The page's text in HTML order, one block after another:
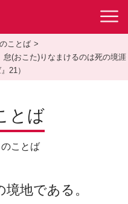
ことば
(おこた)りなまけるのは死の境涯
21）
とば
ことば
地である。